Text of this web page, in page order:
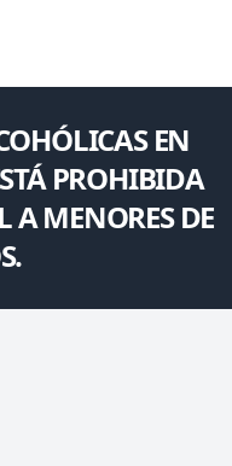
EN
PROHIBIDA
A MENORES DE